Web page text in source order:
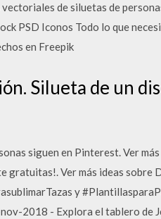
de siluetas de
PSD Iconos Todo lo que
en Freepik
Silueta de un
siguen en Pinterest. Ver más
gratuitas!. Ver más ideas sobre
y
2018 - Explora el tablero de